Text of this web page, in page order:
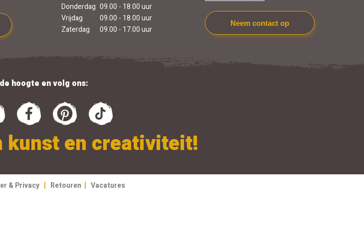
Donderdag 09.00 - 18.00 uur
Vrijdag
09.00 - 18.00 uur
Zaterdag
09.00 - 17.00 uur
Neem contact op
hoogte en volg ons:
kunst en creativiteit!
& Privacy | Retouren | Vacatures